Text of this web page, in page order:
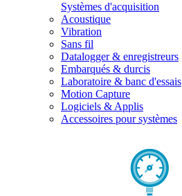
Systèmes d'acquisition
Acoustique
Vibration
Sans fil
Datalogger & enregistreurs
Embarqués & durcis
Laboratoire & banc d'essais
Motion Capture
Logiciels & Applis
Accessoires pour systèmes